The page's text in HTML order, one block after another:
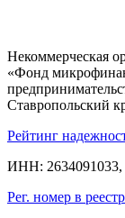
Некоммерческая
«Фонд
Ставропольский
Рейтинг
ИНН: 2634091033,
Рег. номер в